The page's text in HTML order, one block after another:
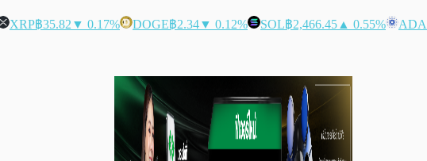
XRP฿35.82 ▼ 0.17% DOGE฿2.34▼ 0.12% SOL฿2,466.45 ▲ 0.55% ADA